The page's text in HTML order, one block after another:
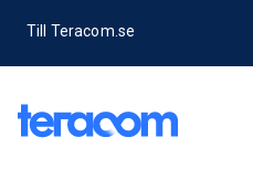
Till Teracom.se